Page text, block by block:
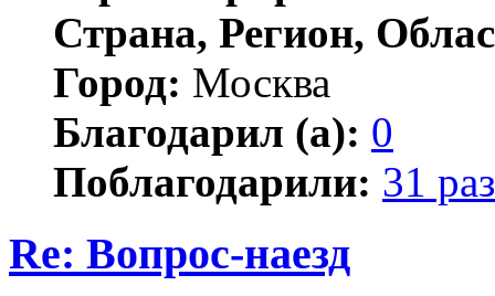
Страна, Регион,
Город: Москва
Благодарил (а): 0
Поблагодарили: 31 раз
Re: Вопрос-наезд